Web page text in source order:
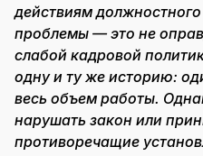
действиям
проблемы — это не
слабой кадровой
одну и ту же историю:
весь объем работы.
нарушать закон или
противоречащие